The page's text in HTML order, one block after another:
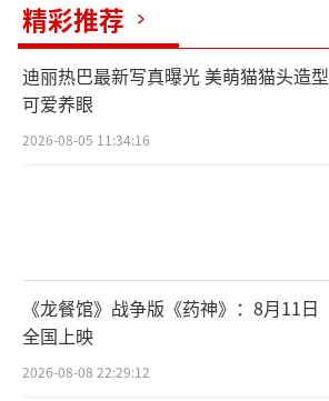
精彩推荐
迪丽热巴最新写真曝光 美萌猫猫头造型
可爱养眼
2026-08-05 11:34:16
《龙餐馆》战争版《药神》：8月11日
全国上映
2026-08-08 22:29:12